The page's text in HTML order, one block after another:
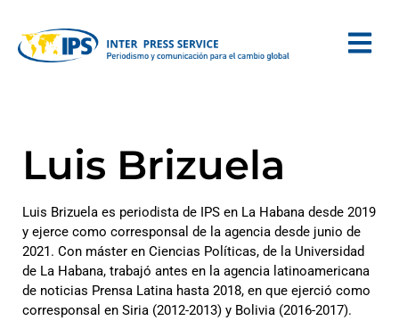
Luis Brizuela
Luis Brizuela es periodista de IPS en La Habana desde 2019
y ejerce como corresponsal de la agencia desde junio de
2021. Con máster en Ciencias Políticas, de la Universidad
de La Habana, trabajó antes en la agencia latinoamericana
de noticias Prensa Latina hasta 2018, en que ejerció como
corresponsal en Siria (2012-2013) y Bolivia (2016-2017).